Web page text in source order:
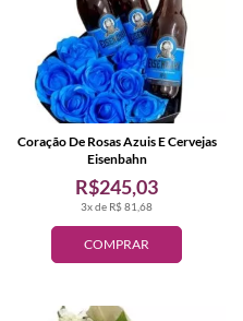
COMPRAR
3x de R$ 81,68
R$245,03
Coração De Rosas Azuis E Cervejas
Eisenbahn